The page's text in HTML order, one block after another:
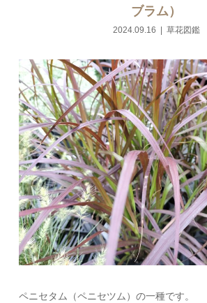
ブラム）
2024.09.16 草花図鑑
ペニセタム（ペニセツム）の一種です。